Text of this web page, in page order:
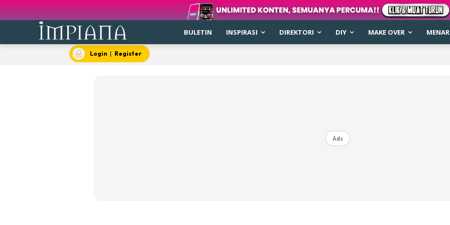
BULETIN INSPIRASI DIREKTORI DIY MAKE OVER
Login | Register
Ads